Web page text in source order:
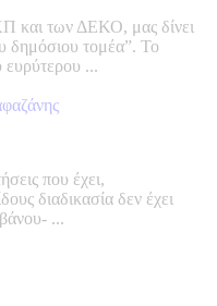
και των ΔΕΚΟ, μας δίνει
δημόσιου τομέα”. Το
...
που έχει,
διαδικασία δεν έχει
...